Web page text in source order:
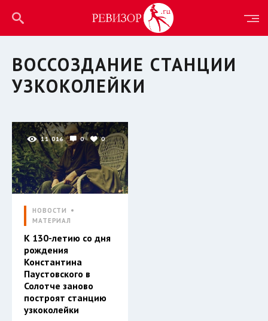
ВОССОЗДАНИЕ СТАНЦИИ
УЗКОКОЛЕЙКИ
11 016 0 0
НОВОСТИ
МАТЕРИАЛ
К 130-летию со дня
рождения
Константина
Паустовского в
Солотче заново
построят станцию
узкоколейки